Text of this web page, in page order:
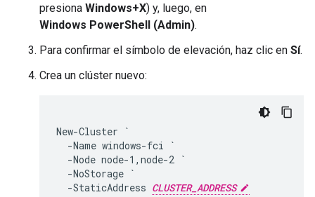
presiona Windows+X) y, luego, en
Windows PowerShell (Admin).
Para confirmar el símbolo de elevación, haz clic en Sí.
Crea un clúster nuevo:
New-Cluster `
  -Name windows-fci `
  -Node node-1,node-2 `
  -NoStorage `
  -StaticAddress
CLUSTER_ADDRESS